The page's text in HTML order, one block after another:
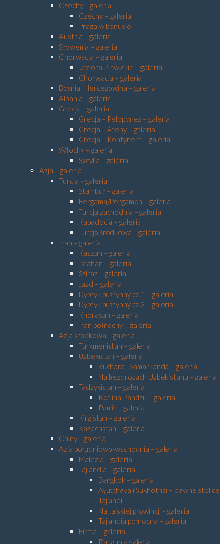
Czechy – galeria
Czechy – galeria
Praga w bonusie
Austria – galeria
Słowenia – galeria
Chorwacja – galeria
Jeziora Plitwickie – galeria
Chorwacja – galeria
Bośnia i Hercegowina – galeria
Albania – galeria
Grecja – galeria
Grecja – Peloponez – galeria
Grecja – Ateny – galeria
Grecja – Kontynent – galeria
Włochy – galeria
Sycylia – galeria
Azja – galeria
Turcja – galeria
Stambuł – galeria
Bergama/Pergamon – galeria
Turcja zachodnia – galeria
Kapadocja – galeria
Turcja środkowa – galeria
Iran – galeria
Kaszan – galeria
Isfahan – galeria
Sziraz – galeria
Jazd – galeria
Dyptyk pustynny cz.1 – galeria
Dyptyk pustynny cz.2 – galeria
Khorasan – galeria
Iran północny – galeria
Azja środkowa – galeria
Turkmenistan – galeria
Uzbekistan – galeria
Buchara i Samarkanda – galeria
Na bezdrożach Uzbekistanu – galeria
Tadżykistan – galeria
Kotlina Pandżu – galeria
Pamir – galeria
Kirgistan – galeria
Kazachstan – galeria
Chiny – galeria
Azja południowo-wschodnia – galeria
Malezja – galeria
Tajlandia – galeria
Bangkok – galeria
Ayutthaya i Sukhothai – dawne stolice
Tajlandii
Na tajskiej prowincji – galeria
Tajlandia północna – galeria
Birma – galeria
Rangun – galeria